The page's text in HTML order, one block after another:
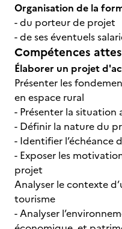
Organisation de la
- du porteur de projet
- de ses éventuels
Compétences
Élaborer un projet
Présenter les
en espace rural
- Présenter la
- Définir la nature du
- Identifier l’échéance
- Exposer les
projet
Analyser le contexte
tourisme
- Analyser